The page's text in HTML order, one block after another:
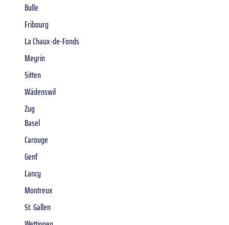
Bulle
Fribourg
La Chaux-de-Fonds
Meyrin
Sitten
Wädenswil
Zug
Basel
Carouge
Genf
Lancy
Montreux
St. Gallen